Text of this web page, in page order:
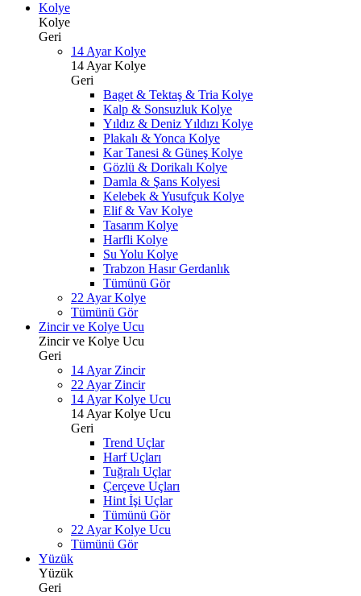
Kolye
Kolye
Geri
14 Ayar Kolye
14 Ayar Kolye
Geri
Baget & Tektaş & Tria Kolye
Kalp & Sonsuzluk Kolye
Yıldız & Deniz Yıldızı Kolye
Plakalı & Yonca Kolye
Kar Tanesi & Güneş Kolye
Gözlü & Dorikalı Kolye
Damla & Şans Kolyesi
Kelebek & Yusufçuk Kolye
Elif & Vav Kolye
Tasarım Kolye
Harfli Kolye
Su Yolu Kolye
Trabzon Hasır Gerdanlık
Tümünü Gör
22 Ayar Kolye
Tümünü Gör
Zincir ve Kolye Ucu
Zincir ve Kolye Ucu
Geri
14 Ayar Zincir
22 Ayar Zincir
14 Ayar Kolye Ucu
14 Ayar Kolye Ucu
Geri
Trend Uçlar
Harf Uçları
Tuğralı Uçlar
Çerçeve Uçları
Hint İşi Uçlar
Tümünü Gör
22 Ayar Kolye Ucu
Tümünü Gör
Yüzük
Yüzük
Geri